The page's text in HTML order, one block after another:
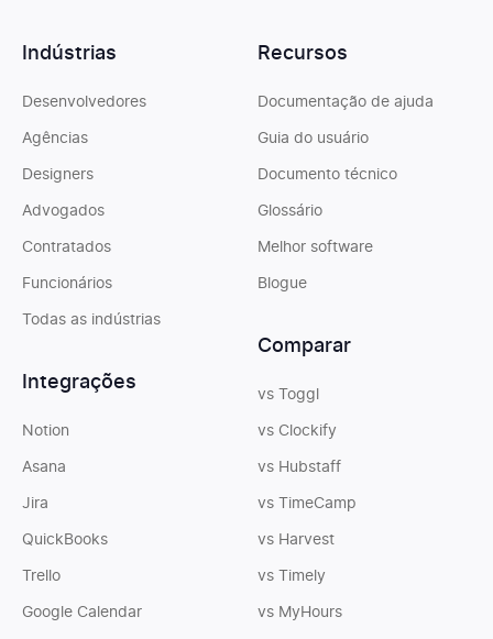
Indústrias
Desenvolvedores
Agências
Designers
Advogados
Contratados
Funcionários
Todas as indústrias
Integrações
Notion
Asana
Jira
QuickBooks
Trello
Google Calendar
Recursos
Documentação de ajuda
Guia do usuário
Documento técnico
Glossário
Melhor software
Blogue
Comparar
vs Toggl
vs Clockify
vs Hubstaff
vs TimeCamp
vs Harvest
vs Timely
vs MyHours